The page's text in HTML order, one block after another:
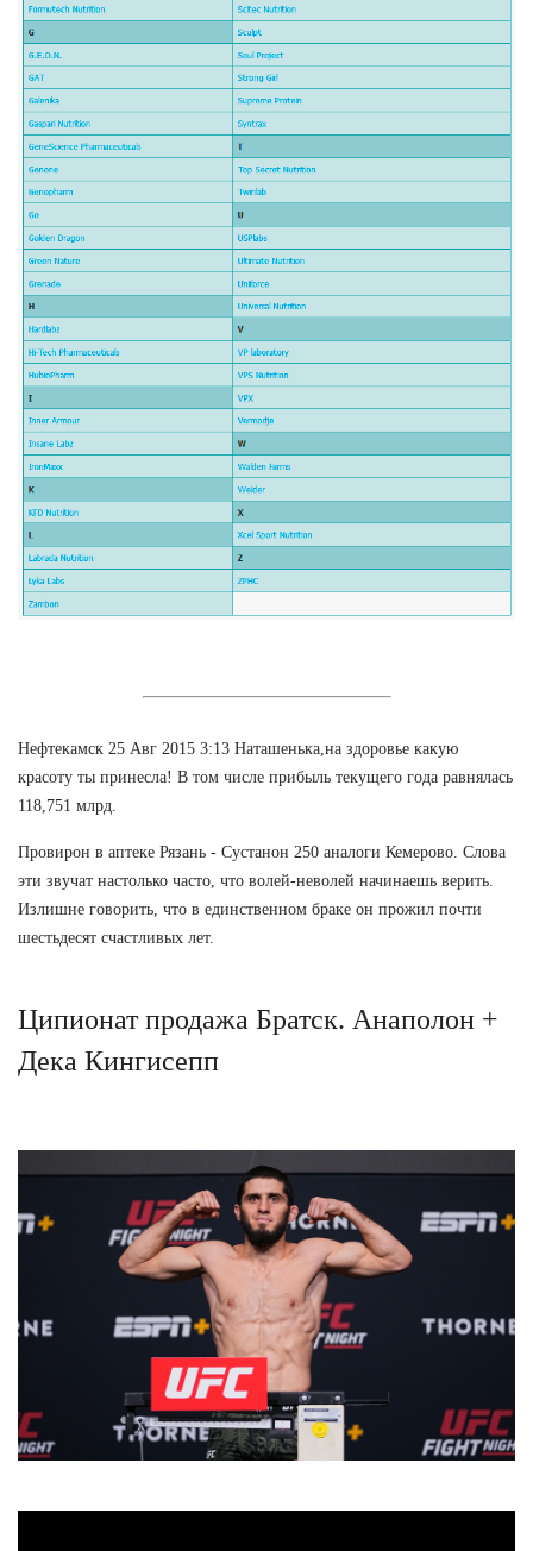
Нефтекамск 25 Авг 2015 3:13 Наташенька,на здоровье какую
красоту ты принесла! В том числе прибыль текущего года равнялась
118,751 млрд.
Провирон в аптеке Рязань - Сустанон 250 аналоги Кемерово. Слова
эти звучат настолько часто, что волей-неволей начинаешь верить.
Излишне говорить, что в единственном браке он прожил почти
шестьдесят счастливых лет.
Ципионат продажа Братск. Анаполон +
Дека Кингисепп